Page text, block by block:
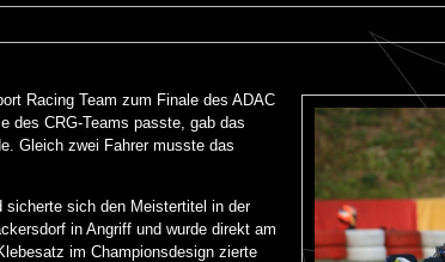
Racing Team zum Finale des ADAC
des CRG-Teams passte, gab das
Gleich zwei Fahrer musste das
sicherte sich den Meistertitel in der
in Angriff und wurde direkt am
im Championsdesign zierte